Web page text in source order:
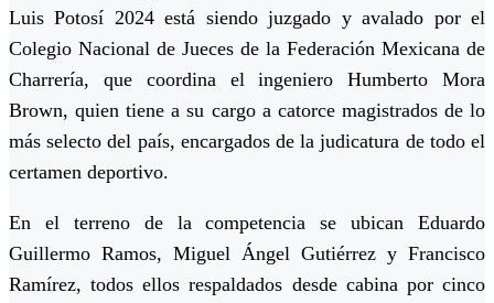
Luis Potosí 2024 está siendo juzgado y avalado por el
Colegio Nacional de Jueces de la Federación Mexicana de
Charrería, que coordina el ingeniero Humberto Mora
Brown, quien tiene a su cargo a catorce magistrados de lo
más selecto del país, encargados de la judicatura de todo el
certamen deportivo.
En el terreno de la competencia se ubican Eduardo
Guillermo Ramos, Miguel Ángel Gutiérrez y Francisco
Ramírez, todos ellos respaldados desde cabina por cinco